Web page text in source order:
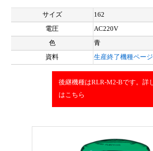
サイズ
162
電圧
AC220V
色
青
資料
生産終了機種ペー
後継機種はRLR-M2-Bです。詳
はこちら